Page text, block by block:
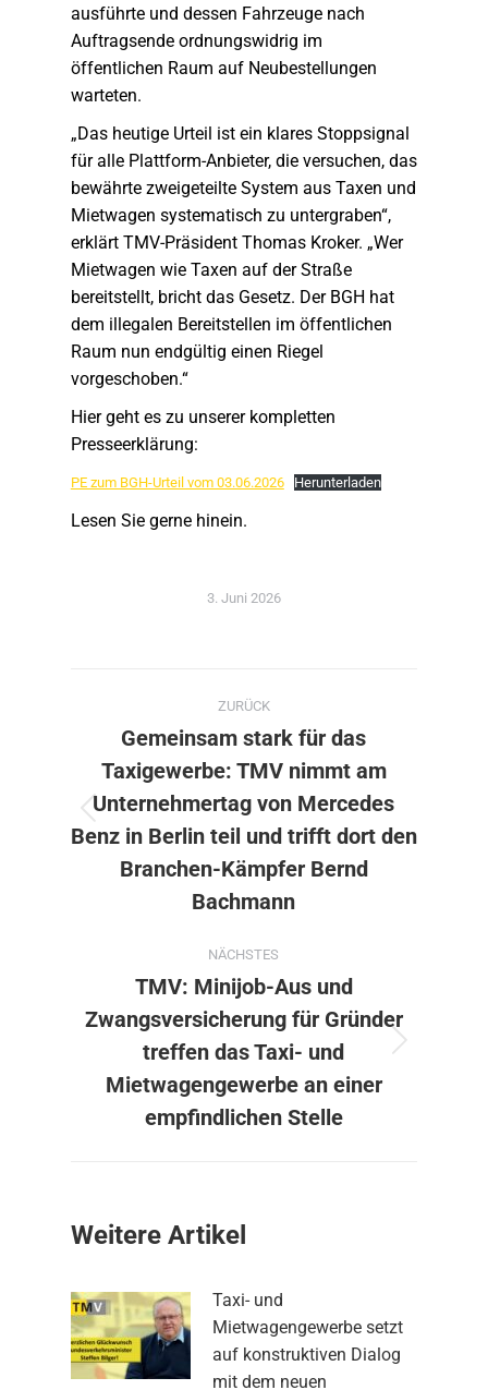
ausführte und dessen Fahrzeuge nach
Auftragsende ordnungswidrig im
öffentlichen Raum auf Neubestellungen
warteten.
„Das heutige Urteil ist ein klares Stoppsignal
für alle Plattform-Anbieter, die versuchen, das
bewährte zweigeteilte System aus Taxen und
Mietwagen systematisch zu untergraben“,
erklärt TMV-Präsident Thomas Kroker. „Wer
Mietwagen wie Taxen auf der Straße
bereitstellt, bricht das Gesetz. Der BGH hat
dem illegalen Bereitstellen im öffentlichen
Raum nun endgültig einen Riegel
vorgeschoben.“
Hier geht es zu unserer kompletten
Presseerklärung:
PE zum BGH-Urteil vom 03.06.2026 Herunterladen
Lesen Sie gerne hinein.
3. Juni 2026
Kommentarnavigation
ZURÜCK
Vorheriger
Beitrag:
Gemeinsam stark für das
Taxigewerbe: TMV nimmt am
Unternehmertag von Mercedes
Benz in Berlin teil und trifft dort den
Branchen-Kämpfer Bernd
Bachmann
NÄCHSTES
Nächster
Beitrag:
TMV: Minijob-Aus und
Zwangsversicherung für Gründer
treffen das Taxi- und
Mietwagengewerbe an einer
empfindlichen Stelle
Weitere Artikel
Taxi- und
Mietwagengewerbe setzt
auf konstruktiven Dialog
mit dem neuen